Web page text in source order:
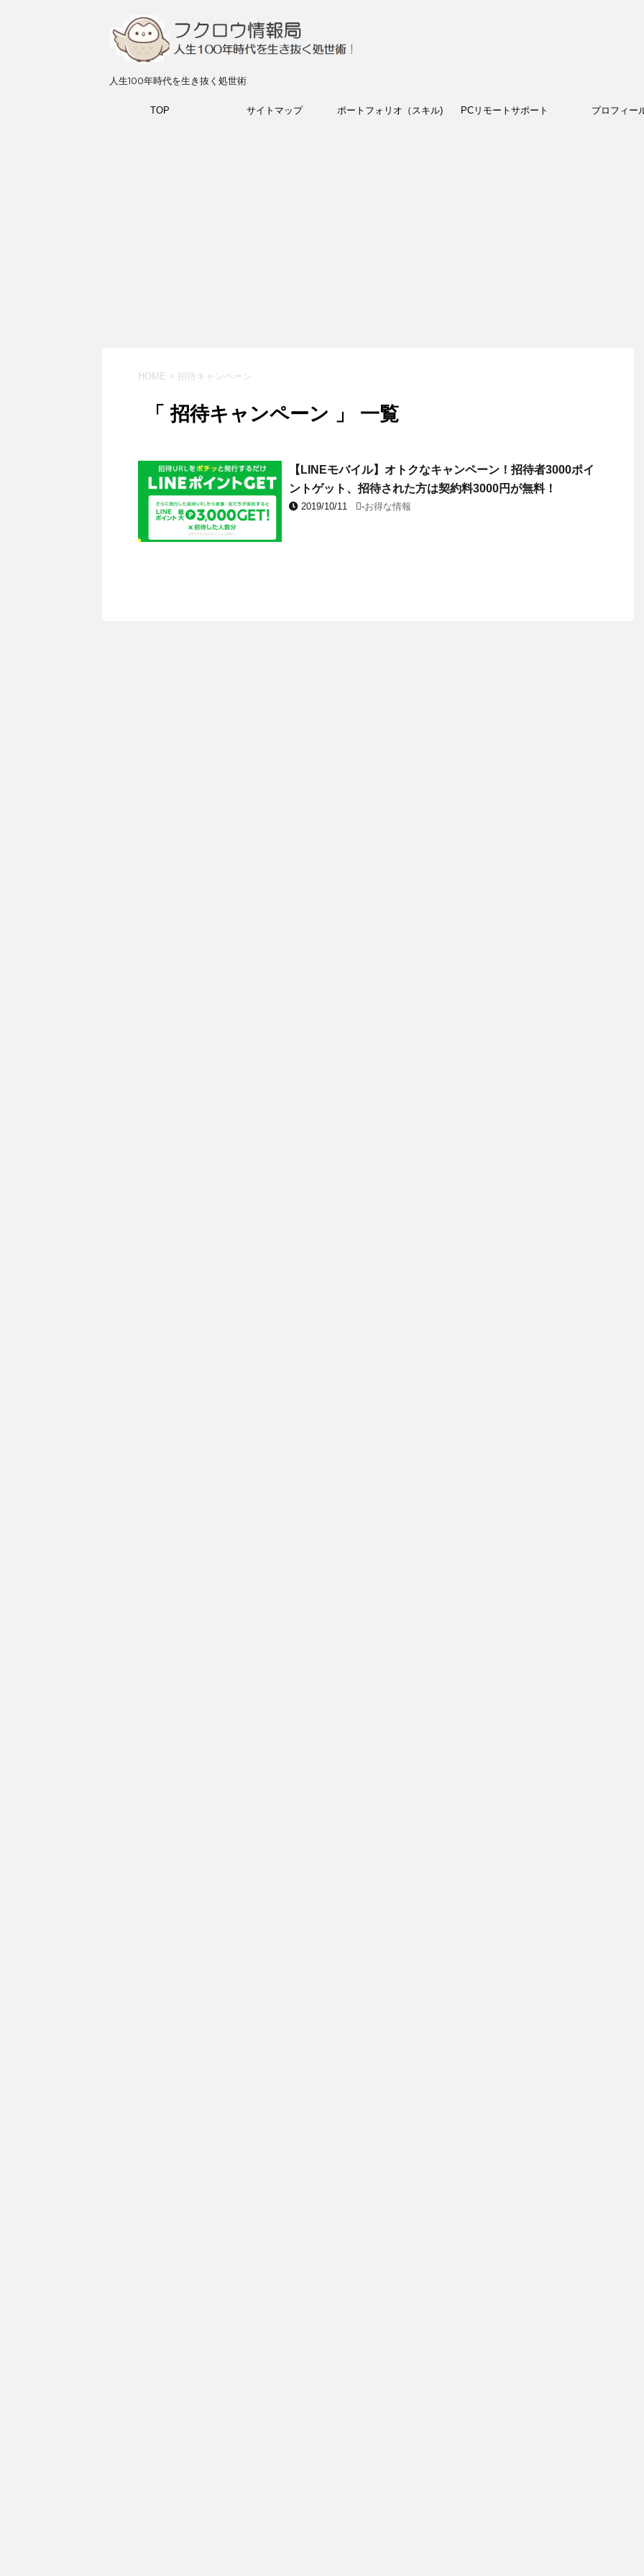
人生100年時代を生き抜く処世術
TOP サイトマップ ポートフォリオ（スキル) PCリモートサポート プロフィー
HOME > 招待キャンペーン
「 招待キャンペーン 」 一覧
【LINEモバイル】オトクなキャンペーン！招待者3000ポイ
ントゲット、招待された方は契約料3000円が無料！
2019/10/11 -お得な情報